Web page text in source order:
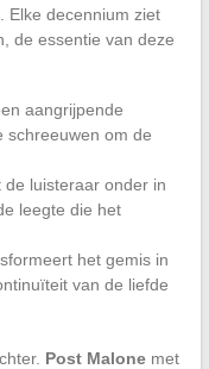
Elke decennium ziet
de essentie van deze
aangrijpende
schreeuwen om de
luisteraar onder in
leegte die het
het gemis in
van de liefde
Post Malonemet